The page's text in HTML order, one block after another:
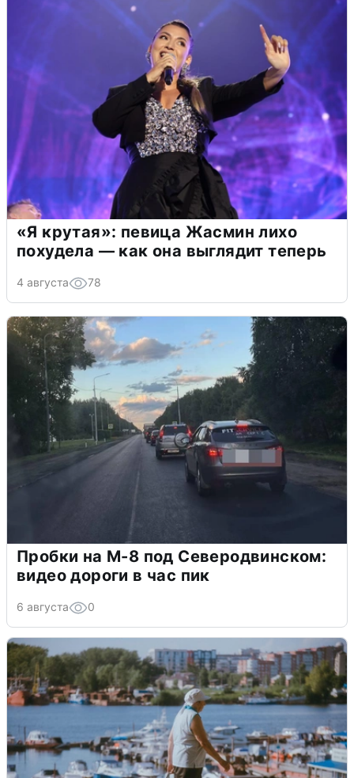
«Я крутая»: певица Жасмин лихо
похудела — как она выглядит теперь
4 августа 78
Пробки на М-8 под Северодвинском:
видео дороги в час пик
6 августа 0